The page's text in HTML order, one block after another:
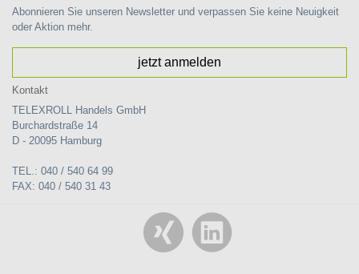
Abonnieren Sie unseren Newsletter und verpassen Sie keine Neuigkeit
oder Aktion mehr.
jetzt anmelden
Kontakt
TELEXROLL Handels GmbH
Burchardstraße 14
D - 20095 Hamburg
TEL.: 040 / 540 64 99
FAX: 040 / 540 31 43